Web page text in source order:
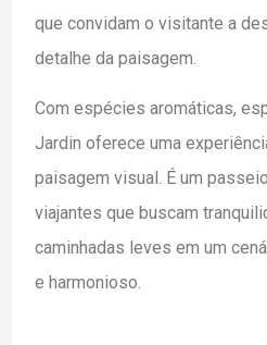
que convidam o visitante a
detalhe da paisagem.
Com espécies aromáticas,
Jardin oferece uma
paisagem visual. É um
viajantes que buscam
caminhadas leves em um
e harmonioso.